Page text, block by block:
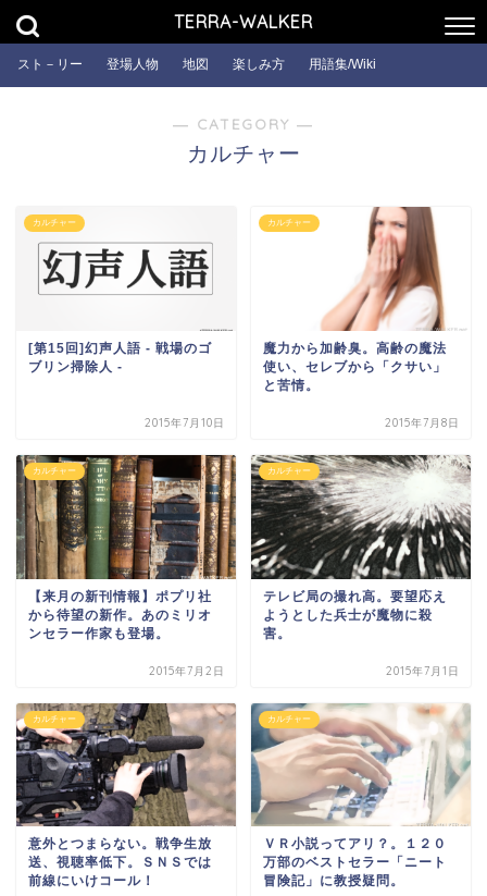
TERRA-WALKER
スト－リー 登場人物 地図 楽しみ方 用語集/Wiki
― CATEGORY ―
カルチャー
カルチャー
[第15回]幻声人語 - 戦場のゴ
ブリン掃除人 -
2015年7月10日
カルチャー
魔力から加齢臭。高齢の魔法
使い、セレブから「クサい」
と苦情。
2015年7月8日
カルチャー
【来月の新刊情報】ポプリ社
から待望の新作。あのミリオ
ンセラー作家も登場。
2015年7月2日
カルチャー
テレビ局の撮れ高。要望応え
ようとした兵士が魔物に殺
害。
2015年7月1日
カルチャー
意外とつまらない。戦争生放
送、視聴率低下。ＳＮＳでは
前線にいけコール！
カルチャー
ＶＲ小説ってアリ？。１２０
万部のベストセラー「ニート
冒険記」に教授疑問。